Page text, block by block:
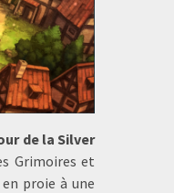
de la Silver
Grimoires et
proie à une